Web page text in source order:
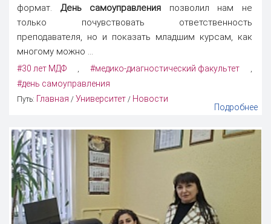
формат. День самоуправления позволил нам не
только почувствовать ответственность
преподавателя, но и показать младшим курсам, как
многому можно ...
#30 лет МДФ , #медико-диагностический факультет ,
#день самоуправления
Путь: Главная / Университет / Новости
Подробнее